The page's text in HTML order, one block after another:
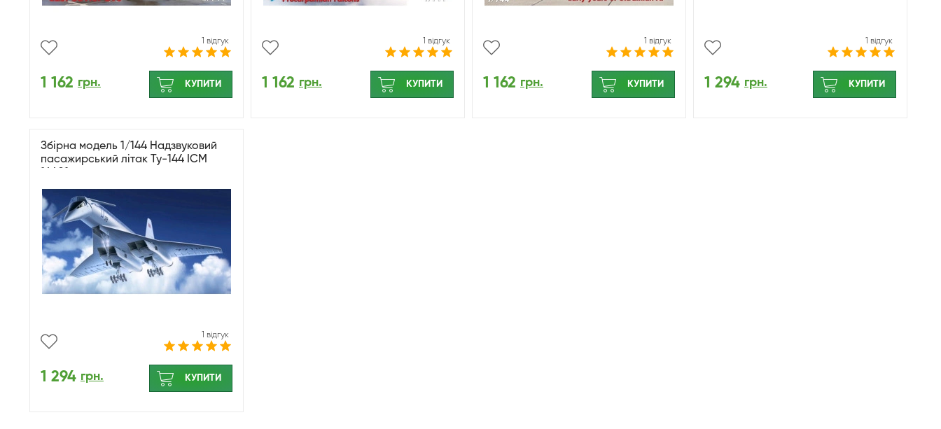
1 відгук
1 162 грн. КУПИТИ
1 відгук
1 162 грн. КУПИТИ
1 відгук
1 162 грн. КУПИТИ
1 відгук
1 294 грн. КУПИТИ
Збірна модель 1/144 Надзвуковий
пасажирський літак Ту-144 ICM
1 відгук
1 294 грн. КУПИТИ